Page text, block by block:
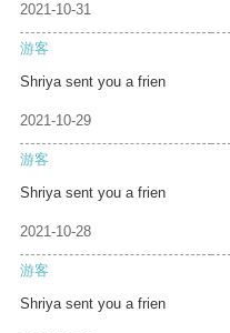
2021-10-31
游客
Shriya sent you a frien
2021-10-29
游客
Shriya sent you a frien
2021-10-28
游客
Shriya sent you a frien